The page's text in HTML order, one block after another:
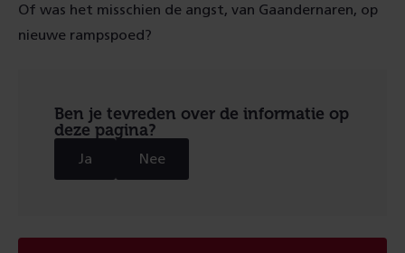
Of was het misschien de angst, van Gaandernaren, op
nieuwe rampspoed?
Ben je tevreden over de informatie op
deze pagina?
Ja Nee